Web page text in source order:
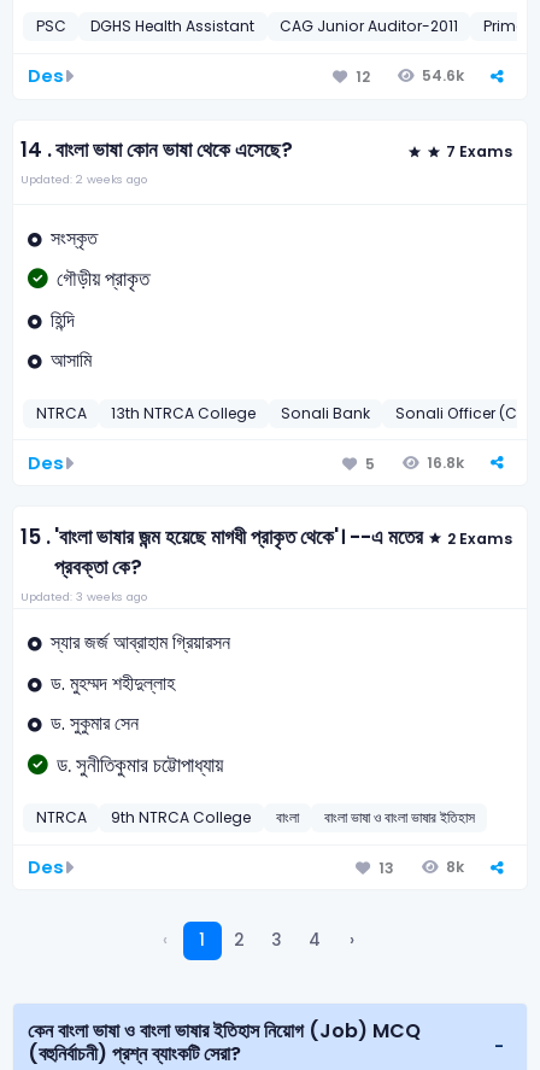
PSC DGHS Health Assistant CAG Junior Auditor-2011
Des 12 54.6k
14 .বাংলা ভাষা কোন ভাষা থেকে এসেছে? 7 Exams
Updated: 2 weeks ago
সংস্কৃত
গৌড়ীয় প্রাকৃত
হিন্দি
আসামি
NTRCA 13th NTRCA College Sonali Bank Sonali Officer
Des 5 16.8k
15 .'বাংলা ভাষার জন্ম হয়েছে মাগধী প্রাকৃত থেকে'। --এ মতের
প্রবক্তা কে?
2 Exams
Updated: 3 weeks ago
স্যার জর্জ আব্রাহাম গ্রিয়ারসন
ড. মুহম্মদ শহীদুল্লাহ
ড. সুকুমার সেন
ড. সুনীতিকুমার চট্টোপাধ্যায়
NTRCA 9th NTRCA College বাংলা বাংলা ভাষা ও বাংলা ভাষার ইতিহাস
Des 13 8k
‹ 1 2 3 4 ›
কেন বাংলা ভাষা ও বাংলা ভাষার ইতিহাস নিয়োগ (Job) MCQ
(বহুনির্বাচনী) প্রশ্ন ব্যাংকটি সেরা?